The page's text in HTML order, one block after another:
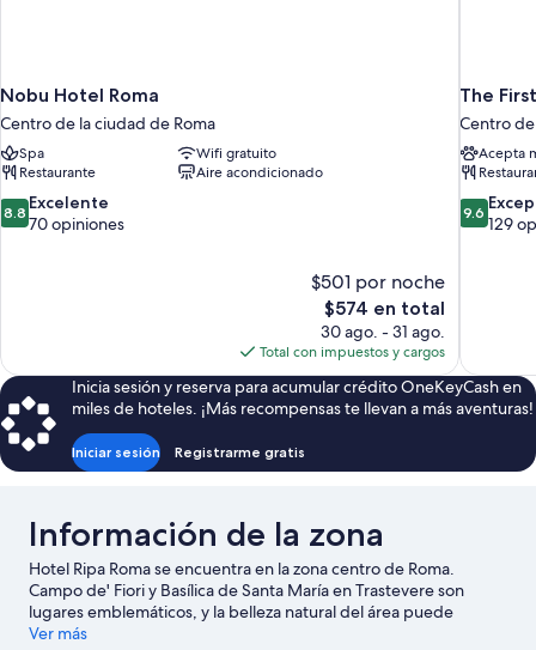
Nobu Hotel Roma
Centro de la ciudad de Roma
Spa
Wifi gratuito
Restaurante
Aire acondicionado
8.8
de
8.8 Excelente
70 opiniones
$501 por noche
El
precio
actual
es
de
$574
$574 en total
30 ago. - 31 ago.
Total con impuestos y cargos
The
Centro
Acepta
9.6
de
9.6
129
Inicia sesión y reserva para acumular crédito OneKeyCash en
miles de hoteles. ¡Más recompensas te llevan a más aventuras!
Iniciar sesión Registrarme gratis
Información de la zona
Hotel Ripa Roma se encuentra en la zona centro de Roma.
Campo de' Fiori y Basílica de Santa María en Trastevere son
lugares emblemáticos, y la belleza natural del área puede
apreciarse en Villa Borghese. También puedes darte una vuelta
Ver más